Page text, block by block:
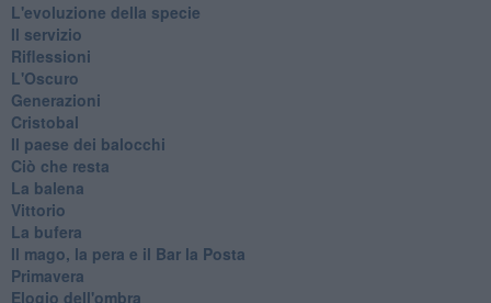
L'evoluzione della specie
Il servizio
Riflessioni
L'Oscuro
Generazioni
Cristobal
Il paese dei balocchi
Ciò che resta
La balena
Vittorio
La bufera
Il mago, la pera e il Bar la Posta
Primavera
Elogio dell'ombra